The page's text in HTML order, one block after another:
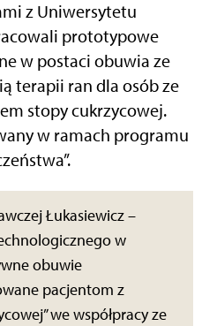
z Uniwersytetu
prototypowe
w postaci obuwia ze
terapii ran dla osób ze
stopy cukrzycowej.
w ramach programu
Łukasiewicz –
w
obuwie
pacjentom z
we współpracy ze